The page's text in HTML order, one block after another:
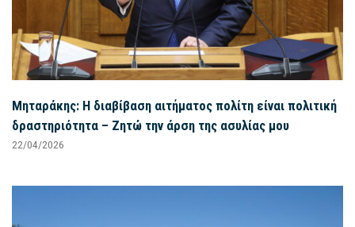
Μηταράκης: Η διαβίβαση αιτήματος πολίτη είναι πολιτική
δραστηριότητα – Ζητώ την άρση της ασυλίας μου
22/04/2026